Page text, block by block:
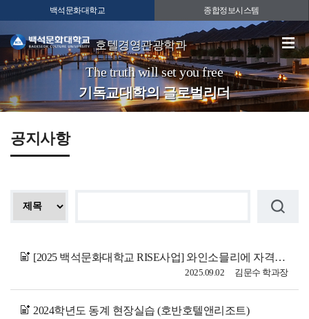
백석문화대학교 종합정보시스템
호텔경영관광학과
The truth will set you free
기독교대학의 글로벌리더
공지사항
[2025 백석문화대학교 RISE사업] 와인소믈리에 자격과정 수강생 모집
김문수 학과장
2025.09.02
2024학년도 동계 현장실습 (호반호텔앤리조트)